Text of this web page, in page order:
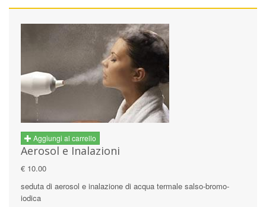
Aggiungi al carrello
Aerosol e Inalazioni
€ 10.00
seduta di aerosol e inalazione di acqua termale salso-bromo-
iodica